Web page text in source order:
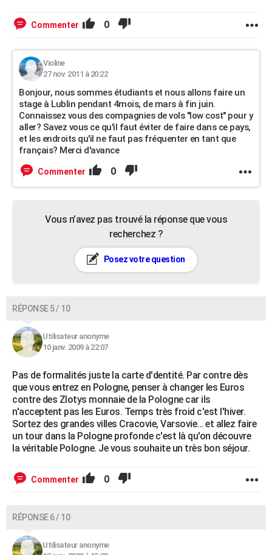
Commenter 0
Violine
27 nov. 2011 à 20:22
Bonjour, nous sommes étudiants et nous allons faire un
stage à Lublin pendant 4mois, de mars à fin juin.
Connaissez vous des compagnies de vols "low cost" pour y
aller? Savez vous ce qu'il faut éviter de faire dans ce pays,
et les endroits qu'il ne faut pas fréquenter en tant que
français? Merci d'avance
Commenter 0
Vous n’avez pas trouvé la réponse que vous
recherchez ?
Posez votre question
RÉPONSE 5 / 10
Utilisateur anonyme
10 janv. 2009 à 22:07
Pas de formalités juste la carte d'dentité. Par contre dès
que vous entrez en Pologne, penser à changer les Euros
contre des Zlotys monnaie de la Pologne car ils
n'acceptent pas les Euros. Temps très froid c'est l'hiver.
Sortez des grandes villes Cracovie, Varsovie... et allez faire
un tour dans la Pologne profonde c'est là qu'on découvre
la véritable Pologne. Je vous souhaite un très bon séjour.
Commenter 0
RÉPONSE 6 / 10
Utilisateur anonyme